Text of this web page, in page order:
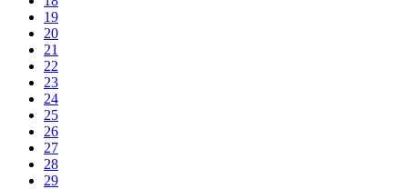
19
20
21
22
23
24
25
26
27
28
29